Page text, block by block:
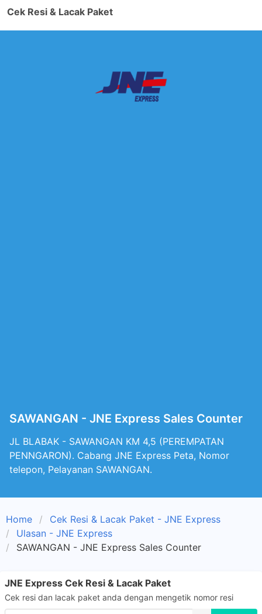
Cek Resi & Lacak Paket
SAWANGAN - JNE Express Sales Counter
JL BLABAK - SAWANGAN KM 4,5 (PEREMPATAN
PENNGARON). Cabang JNE Express Peta, Nomor
telepon, Pelayanan SAWANGAN.
Home
Cek Resi & Lacak Paket - JNE Express
Ulasan - JNE Express
SAWANGAN - JNE Express Sales Counter
JNE Express Cek Resi & Lacak Paket
Cek resi dan lacak paket anda dengan mengetik nomor resi